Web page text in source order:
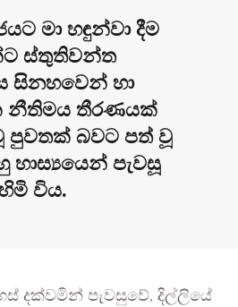
මා හඳුන්වා දීම
ස්තුතිවන්ත
සිනහවෙන් හා
නීතිමය තීරණයක්
පුවතක් බවට පත් වූ
හාස්‍යයෙන් පැවසූ
විය.
දක්වමින් පැවසුවේ, දිල්ලියේ